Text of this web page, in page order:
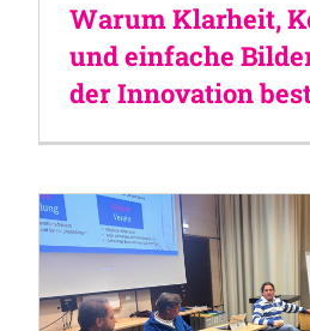
Warum Klarheit,
und einfache
der Innovation